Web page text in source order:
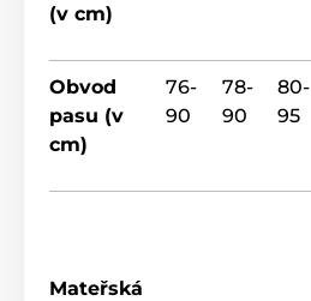
(v cm)
Obvod
pasu (v
cm)
76-
90
78-
90
80-
95
Mateřská